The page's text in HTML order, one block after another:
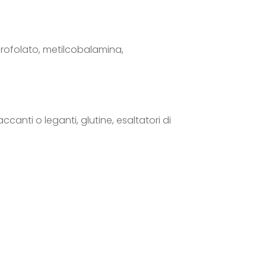
metilcobalamina,
o leganti, glutine, esaltatori di